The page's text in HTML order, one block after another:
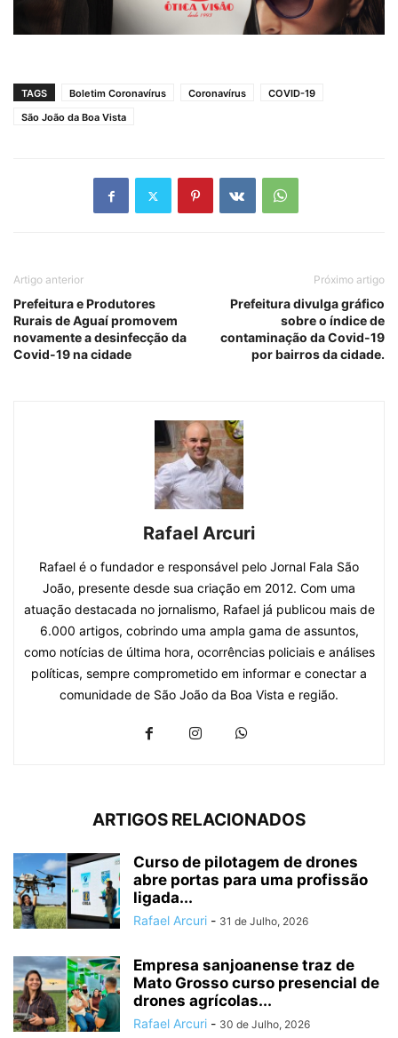
TAGS Boletim Coronavírus Coronavírus
COVID-19
São João da Boa Vista
Artigo anterior
Prefeitura e Produtores
Rurais de Aguaí promovem
novamente a desinfecção da
Covid-19 na cidade
Próximo artigo
Prefeitura divulga gráfico
sobre o índice de
contaminação da Covid-19
por bairros da cidade.
Rafael Arcuri
Rafael é o fundador e responsável pelo Jornal Fala São
João, presente desde sua criação em 2012. Com uma
atuação destacada no jornalismo, Rafael já publicou mais de
6.000 artigos, cobrindo uma ampla gama de assuntos,
como notícias de última hora, ocorrências policiais e análises
políticas, sempre comprometido em informar e conectar a
comunidade de São João da Boa Vista e região.
ARTIGOS RELACIONADOS
Curso de pilotagem de drones
abre portas para uma profissão
ligada...
Rafael Arcuri - 31 de Julho, 2026
Empresa sanjoanense traz de
Mato Grosso curso presencial de
drones agrícolas...
Rafael Arcuri - 30 de Julho, 2026